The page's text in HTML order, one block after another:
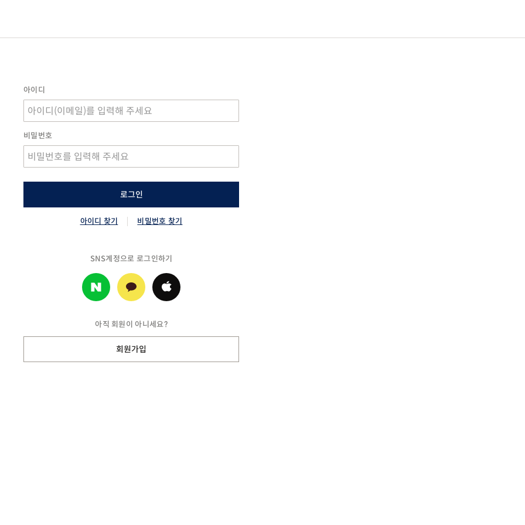
아이디
비밀번호
로그인
아이디 찾기 비밀번호 찾기
SNS계정으로 로그인하기
아직 회원이 아니세요?
회원가입